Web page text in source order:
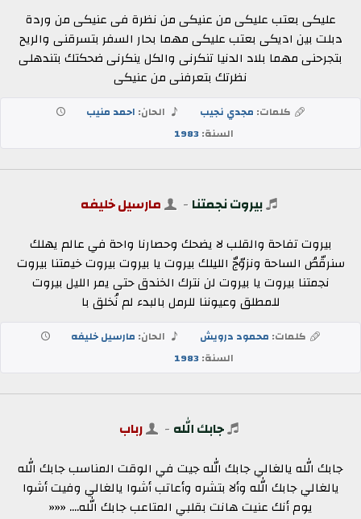
عليكى بعتب عليكى من عنيكى من نظرة فى عنيكى من وردة
دبلت بين اديكى بعتب عليكى مهما بحار السفر بتسرقنى والريح
بتجرحنى مهما بلاد الدنيا تنكرنى والكل ينكرنى ضحكتك بتندهلى
نظرتك بتعرفنى من عنيكى
كلمات: مجدي نجيب الحان: احمد منيب
السنة:1983
بيروت نجمتنا - مارسيل خليفه
بيروت تفاحة والقلب لا يضحك وحصارنا واحة في عالم يهلك
سنرقّصُ الساحة ونزوّجٌ الليلك بيروت يا بيروت بيروت خيمتنا بيروت
نجمتنا بيروت يا بيروت لن نترك الخندق حتى يمر الليل بيروت
للمطلق وعيوننا للرمل بالبدء لم نُخلق با
كلمات: محمود درويش الحان: مارسيل خليفه
السنة:1983
جابك الله - رباب
جابك الله يالغالي جابك الله جيت في الوقت المناسب جابك الله
يالغالي جابك الله وألا بتشره وأعاتب أشوا يالغالي وفيت أشوا
يوم أنك عنيت هانت بقلبي المتاعب جابك الله.... «««